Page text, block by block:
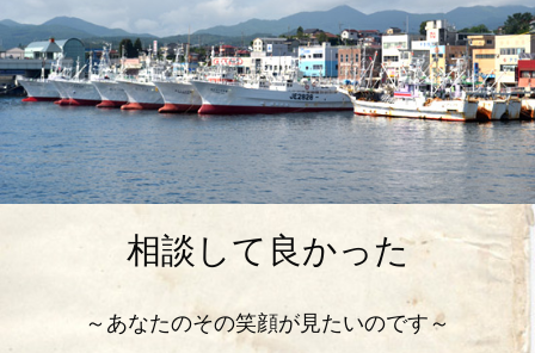
相談して良かった
～あなたのその笑顔が見たいのです～